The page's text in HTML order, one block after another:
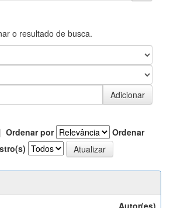
o resultado de busca.
| Ordenar por
Ordenar
Autor(es)